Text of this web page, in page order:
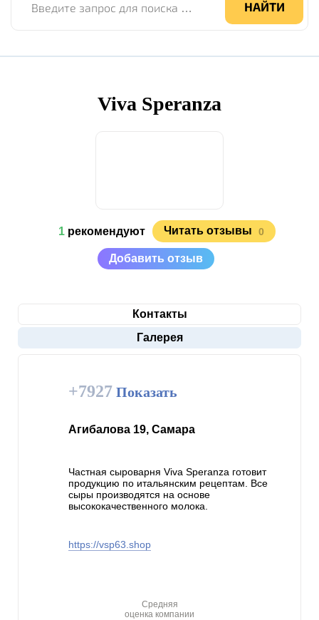
НАЙТИ
Viva Speranza
1рекомендуют Читать отзывы 0
Добавить отзыв
Контакты
Галерея
+7927 Показать
Агибалова 19, Самара
Частная сыроварня Viva Speranza готовит
продукцию по итальянским рецептам. Все
сыры производятся на основе
высококачественного молока.
https://vsp63.shop
Средняя
оценка компании